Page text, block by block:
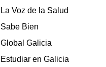
La Voz de la Salud
Sabe Bien
Global Galicia
Estudiar en Galicia